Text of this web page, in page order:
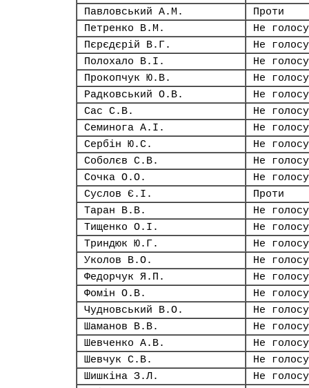
Павловський А.М.
Проти
Петренко В.М.
Не
Пєрєдєрій В.Г.
Не
Полохало В.І.
Не
Прокопчук Ю.В.
Не
Радковський О.В.
Не
Сас С.В.
Не
Семинога А.І.
Не
Сербін Ю.С.
Не
Соболєв С.В.
Не
Сочка О.О.
Не
Суслов Є.І.
Проти
Таран В.В.
Не
Тищенко О.І.
Не
Триндюк Ю.Г.
Не
Уколов В.О.
Не
Федорчук Я.П.
Не
Фомін О.В.
Не
Чудновський В.О.
Не
Шаманов В.В.
Не
Шевченко А.В.
Не
Шевчук С.В.
Не
Шишкіна З.Л.
Не